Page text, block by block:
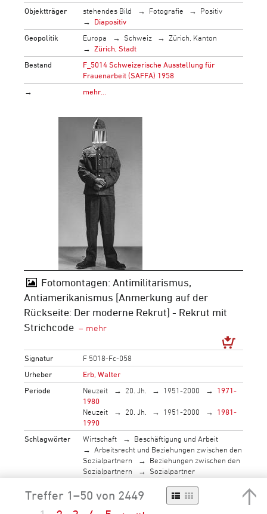
Objektträger
stehendes Bild Fotografie
Positiv
Diapositiv
Geopolitik
Europa Schweiz
Zürich, Kanton
Zürich, Stadt
Bestand
F_5014 Schweizerische Ausstellung für
Frauenarbeit (SAFFA) 1958
→
mehr…
Fotomontagen: Antimilitarismus,
Antiamerikanismus [Anmerkung auf der
Rückseite: Der moderne Rekrut] - Rekrut mit
Strichcode
Signatur
F 5018-Fc-058
Urheber
Erb, Walter
Periode
Neuzeit 20. Jh. 1951-2000
1971-
1980
Neuzeit
20. Jh. 1951-2000
1981-
1990
Schlagwörter
Wirtschaft
Beschäftigung und Arbeit
Arbeitsrecht und Beziehungen zwischen den
Sozialpartnern
Beziehungen zwischen den
Sozialpartnern
Sozialpartner
Sicherheitspolitik
Verteidigung
Armeeangehöriger
Treffer 1–50 von 2449